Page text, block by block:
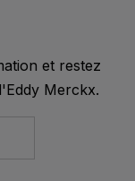
et restez
Merckx.